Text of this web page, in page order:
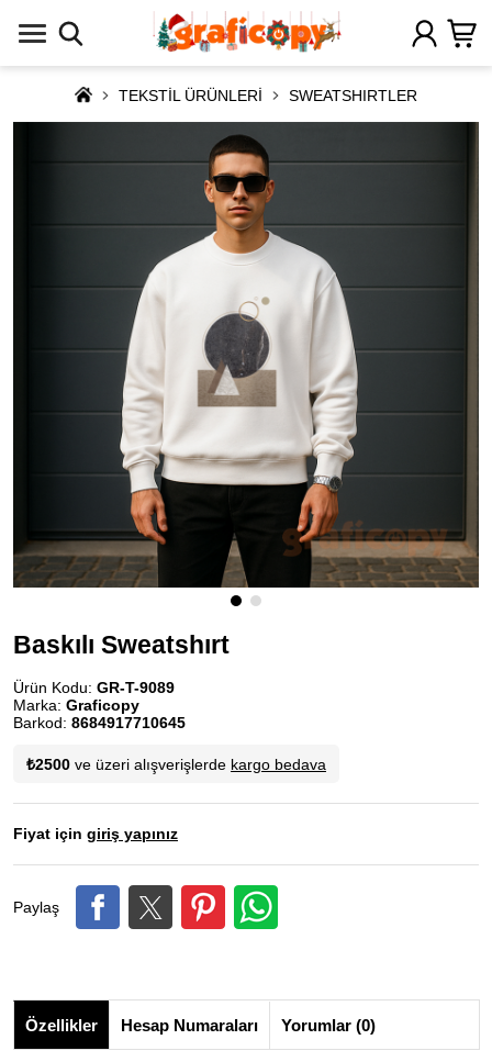
TEKSTİL ÜRÜNLERİ SWEATSHIRTLER
Baskılı Sweatshırt
Ürün Kodu: GR-T-9089
Marka: Graficopy
Barkod: 8684917710645
₺2500 ve üzeri alışverişlerde kargo bedava
Fiyat için giriş yapınız
Paylaş
Özellikler Hesap Numaraları Yorumlar (0)